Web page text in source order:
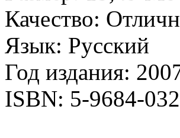
Качество:
Язык: Русский
Год издания:
ISBN: 5-9684-